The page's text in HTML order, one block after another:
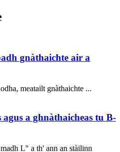
gnàthaichte air a
meatailt gnàthaichte ...
a ghnàthaicheas tu B-
L" a th' ann an stàilinn